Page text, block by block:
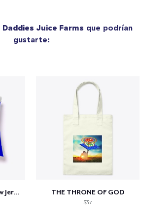
Daddies Juice Farms que podrían
gustarte:
The Heavenly City, New Jerusalem THE THRONE OF GOD
$37